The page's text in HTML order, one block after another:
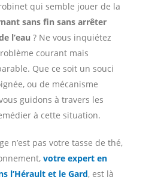
qui semble jouer de la
sans fin sans arrêter
l’eau ? Ne vous inquiétez
courant mais
Que ce soit un souci
ou de mécanisme
guidons à travers les
à cette situation.
n’est pas votre tasse de thé,
votre expert en
l’Hérault et le Gard, est là